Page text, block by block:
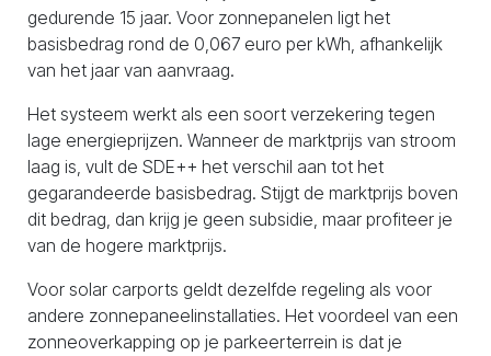
gedurende 15 jaar. Voor zonnepanelen ligt het
basisbedrag rond de 0,067 euro per kWh, afhankelijk
van het jaar van aanvraag.
Het systeem werkt als een soort verzekering tegen
lage energieprijzen. Wanneer de marktprijs van stroom
laag is, vult de SDE++ het verschil aan tot het
gegarandeerde basisbedrag. Stijgt de marktprijs boven
dit bedrag, dan krijg je geen subsidie, maar profiteer je
van de hogere marktprijs.
Voor solar carports geldt dezelfde regeling als voor
andere zonnepaneelinstallaties. Het voordeel van een
zonneoverkapping op je parkeerterrein is dat je